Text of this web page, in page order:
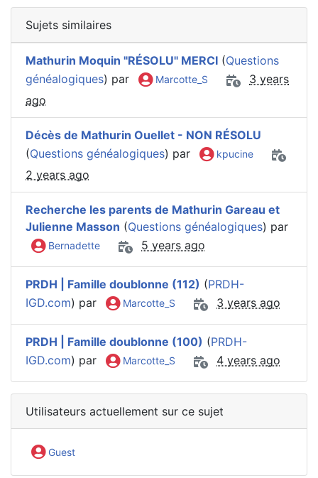
Sujets similaires
Mathurin Moquin "RÉSOLU" MERCI (Questions
généalogiques) par Marcotte_S
3 years
ago
Décès de Mathurin Ouellet - NON RÉSOLU
(Questions généalogiques) par kpucine
2 years ago
Recherche les parents de Mathurin Gareau et
Julienne Masson (Questions généalogiques) par
Bernadette 5 years ago
PRDH | Famille doublonne (112) (PRDH-
IGD.com) par Marcotte_S 3 years ago
PRDH | Famille doublonne (100) (PRDH-
IGD.com) par Marcotte_S 4 years ago
Utilisateurs actuellement sur ce sujet
Guest